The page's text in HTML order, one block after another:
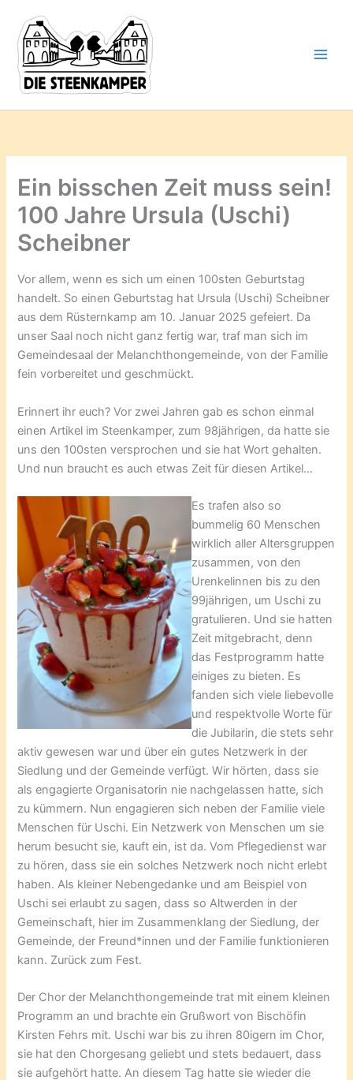
Inhalt
springen
Ein bisschen Zeit muss sein!
100 Jahre Ursula (Uschi)
Scheibner
Vor allem, wenn es sich um einen 100sten Geburtstag
handelt. So einen Geburtstag hat Ursula (Uschi) Scheibner
aus dem Rüsternkamp am 10. Januar 2025 gefeiert. Da
unser Saal noch nicht ganz fertig war, traf man sich im
Gemeindesaal der Melanchthongemeinde, von der Familie
fein vorbereitet und geschmückt.
Erinnert ihr euch? Vor zwei Jahren gab es schon einmal
einen Artikel im Steenkamper, zum 98jährigen, da hatte sie
uns den 100sten versprochen und sie hat Wort gehalten.
Und nun braucht es auch etwas Zeit für diesen Artikel…
Es trafen also so
bummelig 60 Menschen
wirklich aller Altersgruppen
zusammen, von den
Urenkelinnen bis zu den
99jährigen, um Uschi zu
gratulieren. Und sie hatten
Zeit mitgebracht, denn
das Festprogramm hatte
einiges zu bieten. Es
fanden sich viele liebevolle
und respektvolle Worte für
die Jubilarin, die stets sehr
aktiv gewesen war und über ein gutes Netzwerk in der
Siedlung und der Gemeinde verfügt. Wir hörten, dass sie
als engagierte Organisatorin nie nachgelassen hatte, sich
zu kümmern. Nun engagieren sich neben der Familie viele
Menschen für Uschi. Ein Netzwerk von Menschen um sie
herum besucht sie, kauft ein, ist da. Vom Pflegedienst war
zu hören, dass sie ein solches Netzwerk noch nicht erlebt
haben. Als kleiner Nebengedanke und am Beispiel von
Uschi sei erlaubt zu sagen, dass so Altwerden in der
Gemeinschaft, hier im Zusammenklang der Siedlung, der
Gemeinde, der Freund*innen und der Familie funktionieren
kann. Zurück zum Fest.
Der Chor der Melanchthongemeinde trat mit einem kleinen
Programm an und brachte ein Grußwort von Bischöfin
Kirsten Fehrs mit. Uschi war bis zu ihren 80igern im Chor,
sie hat den Chorgesang geliebt und stets bedauert, dass
sie aufgehört hatte. An diesem Tag hatte sie wieder die
deine
Mail-
Adresse
ein ...